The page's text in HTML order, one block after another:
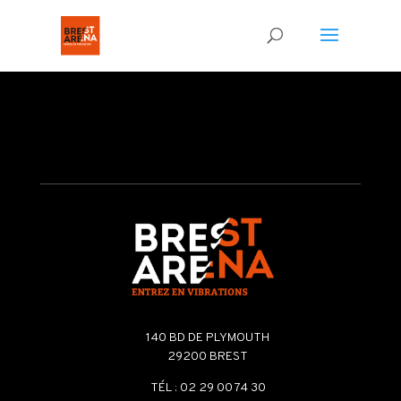
140 BD DE PLYMOUTH
29200 BREST
TÉL : 02 29 00 74 30